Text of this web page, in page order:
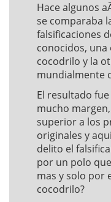
Hace algunos
se comparaba
falsificaciones
conocidos, una
cocodrilo y la
mundialmente
El resultado
mucho
superior a los
originales y
delito el
por un polo
mas y solo por
cocodrilo?